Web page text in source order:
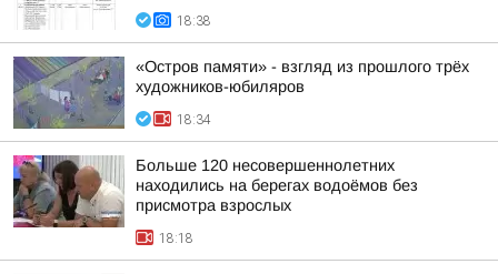
18:38
«Остров памяти» - взгляд из прошлого трёх
художников-юбиляров
18:34
Больше 120 несовершеннолетних
находились на берегах водоёмов без
присмотра взрослых
18:18